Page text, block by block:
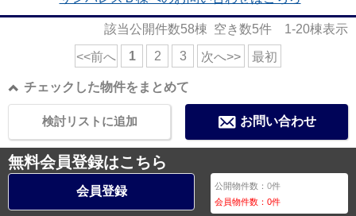
該当公開件数58棟 空き数5件 1-20棟表示
<<前へ 1 2 3 次へ>> 最初
チェックした物件をまとめて
お問い合わせ
検討リストに追加
無料会員登録はこちら
会員登録 公開物件数：0件
会員物件数：0件